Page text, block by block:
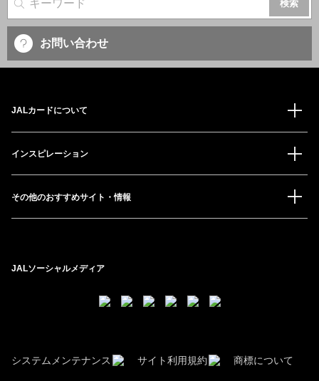
サイト内検索
お問い合わせ
JALカードについて
インスピレーション
その他のおすすめサイト・情報
JALソーシャルメディア
システムメンテナンス サイト利用規約 商標について